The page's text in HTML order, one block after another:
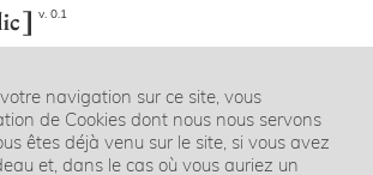
v. 0.1
navigation sur ce site, vous
de Cookies dont nous nous servons
êtes déjà venu sur le site, si vous avez
et, dans le cas où vous auriez un